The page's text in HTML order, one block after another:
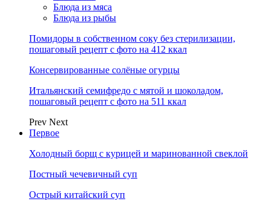
Блюда из мяса
Блюда из рыбы
Помидоры в собственном соку без стерилизации,
пошаговый рецепт с фото на 412 ккал
Консервированные солёные огурцы
Итальянский семифредо с мятой и шоколадом,
пошаговый рецепт с фото на 511 ккал
Prev Next
Первое
Холодный борщ с курицей и маринованной свеклой
Постный чечевичный суп
Острый китайский суп